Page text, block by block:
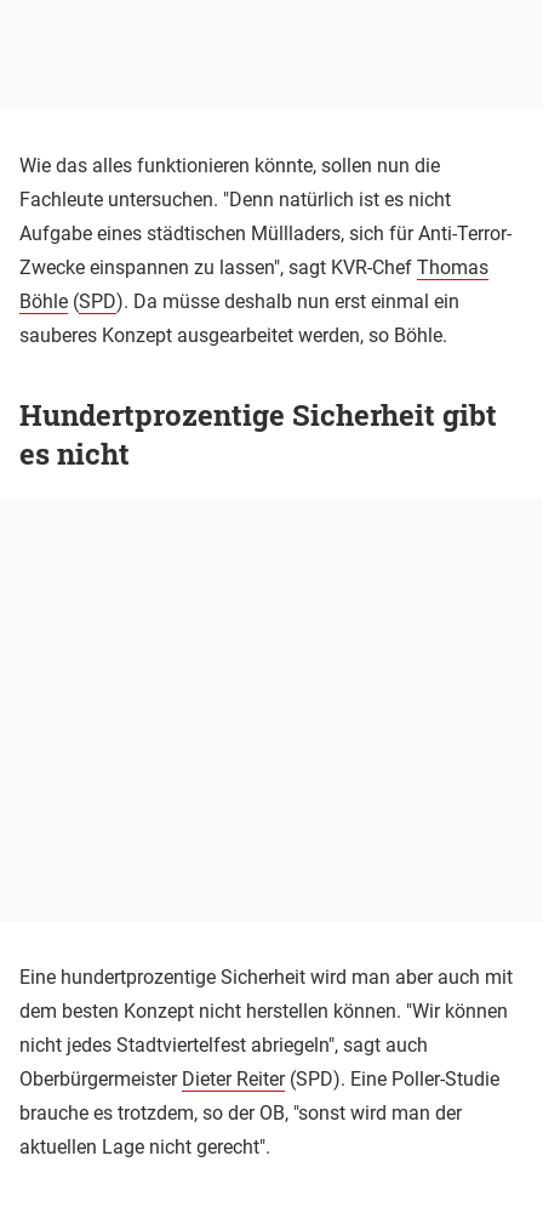
Wie das alles funktionieren könnte, sollen nun die
Fachleute untersuchen. "Denn natürlich ist es nicht
Aufgabe eines städtischen Müllladers, sich für Anti-Terror-
Zwecke einspannen zu lassen", sagt KVR-Chef Thomas
Böhle (SPD). Da müsse deshalb nun erst einmal ein
sauberes Konzept ausgearbeitet werden, so Böhle.
Hundertprozentige Sicherheit gibt
es nicht
Eine hundertprozentige Sicherheit wird man aber auch mit
dem besten Konzept nicht herstellen können. "Wir können
nicht jedes Stadtviertelfest abriegeln", sagt auch
Oberbürgermeister Dieter Reiter(SPD). Eine Poller-Studie
brauche es trotzdem, so der OB, "sonst wird man der
aktuellen Lage nicht gerecht".